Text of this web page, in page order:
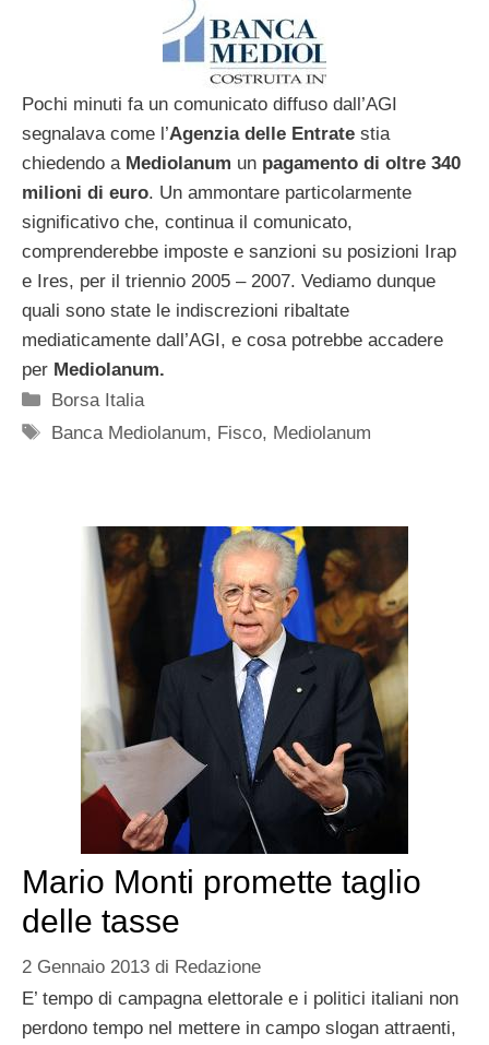
Pochi minuti fa un comunicato diffuso dall’AGI
segnalava come l’Agenzia delle Entrate stia
chiedendo a Mediolanum un pagamento di oltre 340
milioni di euro. Un ammontare particolarmente
significativo che, continua il comunicato,
comprenderebbe imposte e sanzioni su posizioni Irap
e Ires, per il triennio 2005 – 2007. Vediamo dunque
quali sono state le indiscrezioni ribaltate
mediaticamente dall’AGI, e cosa potrebbe accadere
per Mediolanum.
Categorie
Borsa Italia
Tag
Banca Mediolanum, Fisco, Mediolanum
Mario Monti promette taglio
delle tasse
2 Gennaio 2013 di Redazione
E’ tempo di campagna elettorale e i politici italiani non
perdono tempo nel mettere in campo slogan attraenti,